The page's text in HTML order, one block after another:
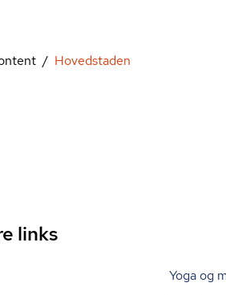
Hovedstaden
links
Yoga og